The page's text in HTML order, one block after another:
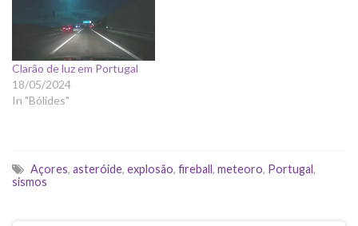
Clarão de luz em Portugal
18/05/2024
In "Bólides"
Açores, asteróide, explosão, fireball, meteoro, Portugal,
sismos